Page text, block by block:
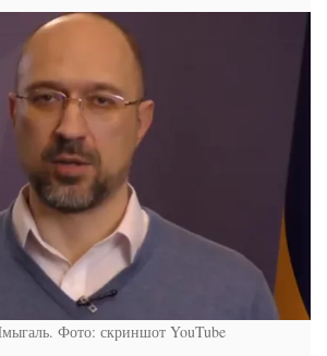
Фото: скриншот YouTube